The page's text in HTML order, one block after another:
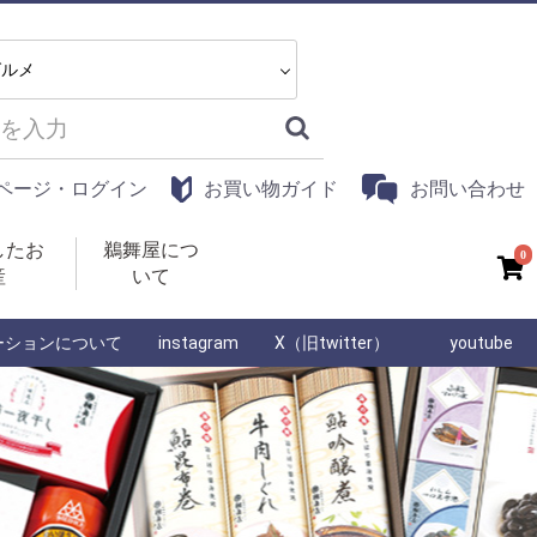
ージ・ログイン お買い物ガイド お問い合わせ
たお
鵜舞屋につ
いて
0
ョンについて instagram X（旧twitter） youtube